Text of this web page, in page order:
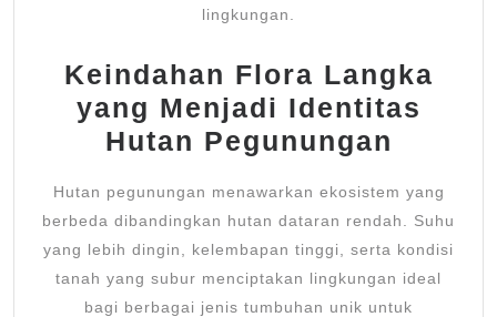
lingkungan.
Keindahan Flora Langka
yang Menjadi Identitas
Hutan Pegunungan
Hutan pegunungan menawarkan ekosistem yang
berbeda dibandingkan hutan dataran rendah. Suhu
yang lebih dingin, kelembapan tinggi, serta kondisi
tanah yang subur menciptakan lingkungan ideal
bagi berbagai jenis tumbuhan unik untuk